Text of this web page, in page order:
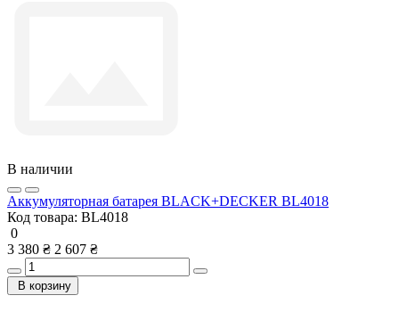
В наличии
Аккумуляторная батарея BLACK+DECKER BL4018
Код товара: BL4018
0
3 380 ₴ 2 607 ₴
В корзину